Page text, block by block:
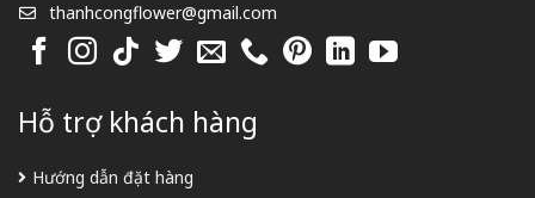
thanhcongflower@gmail.com
Hỗ trợ khách hàng
Hướng dẫn đặt hàng